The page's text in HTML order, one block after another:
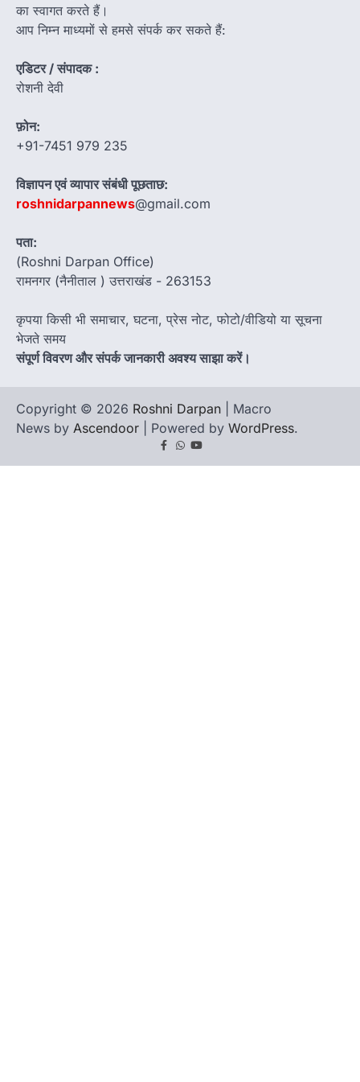
का स्वागत करते हैं।
आप निम्न माध्यमों से हमसे संपर्क कर सकते हैं:
एडिटर / संपादक :
रोशनी देवी
फ़ोन:
+91-7451 979 235
विज्ञापन एवं व्यापार संबंधी पूछताछ:
roshnidarpannews@gmail.com
पता:
(Roshni Darpan Office)
रामनगर (नैनीताल ) उत्तराखंड - 263153
कृपया किसी भी समाचार, घटना, प्रेस नोट, फोटो/वीडियो या सूचना
भेजते समय
संपूर्ण विवरण और संपर्क जानकारी अवश्य साझा करें।
Copyright © 2026 Roshni Darpan | Macro
News by Ascendoor | Powered by WordPress.
Facebook
Whatsapp
youtube